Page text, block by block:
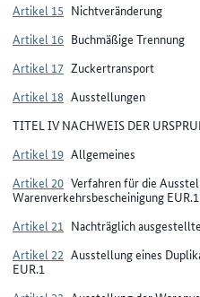
Artikel 15 Nichtveränderung
Artikel 16 Buchmäßige Trennung
Artikel 17 Zuckertransport
Artikel 18 Ausstellungen
TITEL IV NACHWEIS DER
Artikel 19 Allgemeines
Artikel 20 Verfahren für die
Warenverkehrsbescheinigung EUR.1
Artikel 21 Nachträglich
Artikel 22 Ausstellung eines
EUR.1